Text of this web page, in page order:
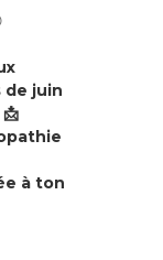
de juin
à ton